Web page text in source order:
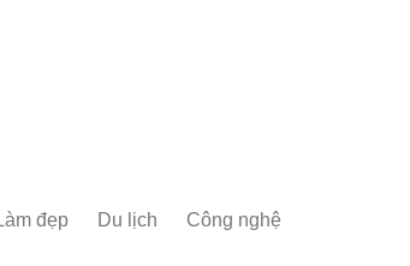
đẹp Du lịch Công nghệ